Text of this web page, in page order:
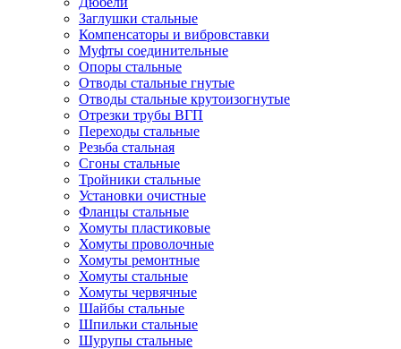
Заглушки стальные
Компенсаторы и вибровставки
Муфты соединительные
Опоры стальные
Отводы стальные гнутые
Отводы стальные крутоизогнутые
Отрезки трубы ВГП
Переходы стальные
Резьба стальная
Сгоны стальные
Тройники стальные
Установки очистные
Фланцы стальные
Хомуты пластиковые
Хомуты проволочные
Хомуты ремонтные
Хомуты стальные
Хомуты червячные
Шайбы стальные
Шпильки стальные
Шурупы стальные